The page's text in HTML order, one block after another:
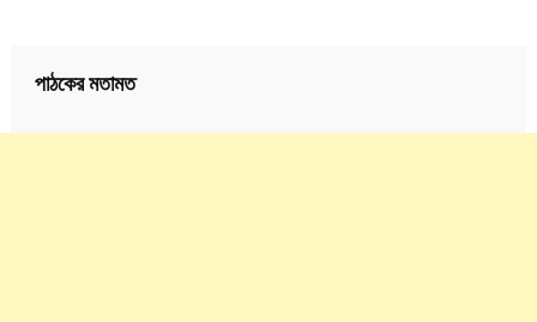
পাঠকের মতামত